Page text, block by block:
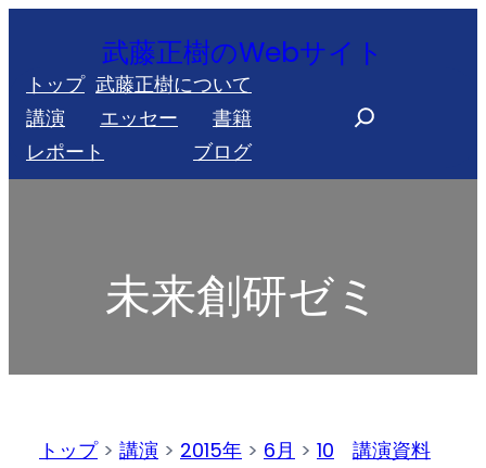
を
ス
キ
武藤正樹のWebサイト
トップ 武藤正樹について
講演
エッセー
書籍
レポート
ブログ
未来創研ゼミ
トップ> 講演 > 2015年 > 6月 > 10
講演資料